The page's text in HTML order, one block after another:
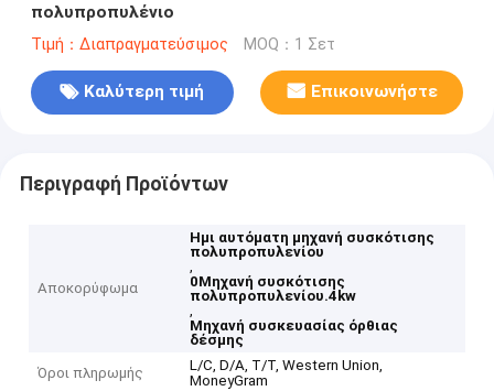
πολυπροπυλένιο
Τιμή：Διαπραγματεύσιμος MOQ：1 Σετ
Καλύτερη τιμή Επικοινωνήστε
Περιγραφή Προϊόντων
Αποκορύφωμα
Ημι αυτόματη μηχανή συσκότισης
πολυπροπυλενίου
,
0Μηχανή συσκότισης
πολυπροπυλενίου.4kw
,
Μηχανή συσκευασίας όρθιας
δέσμης
Όροι πληρωμής
L/C, D/A, T/T, Western Union,
MoneyGram